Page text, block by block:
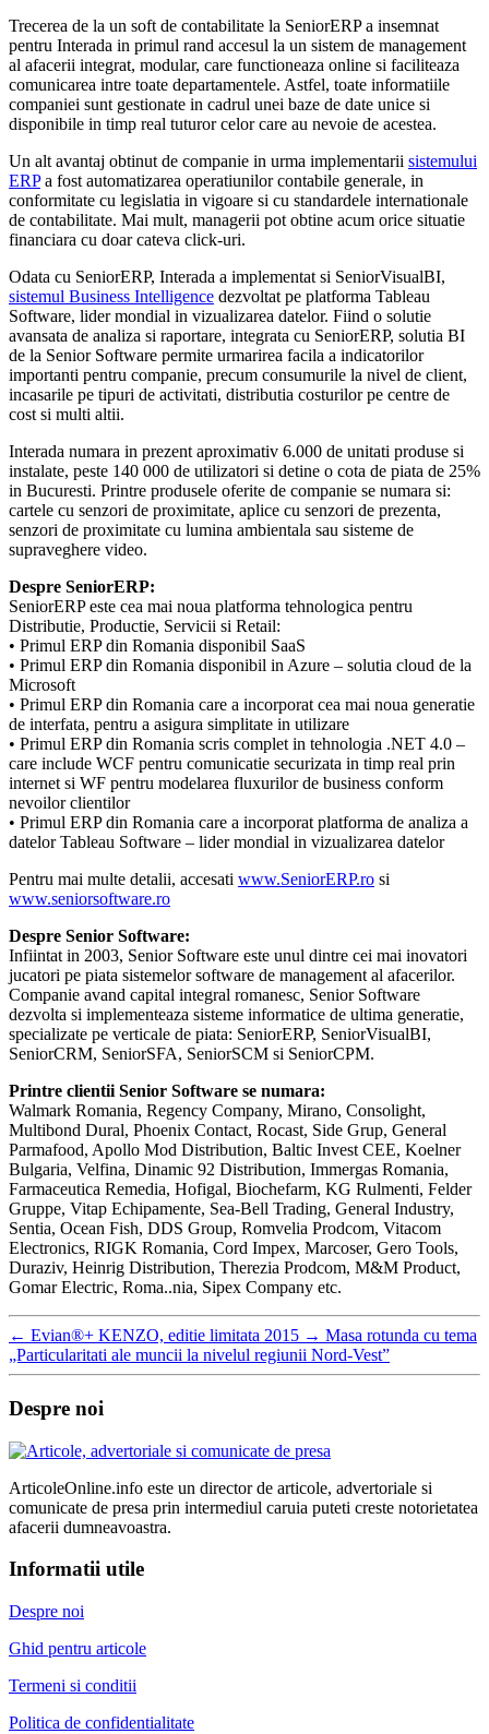
Trecerea de la un soft de contabilitate la SeniorERP a insemnat
pentru Interada in primul rand accesul la un sistem de management
al afacerii integrat, modular, care functioneaza online si faciliteaza
comunicarea intre toate departamentele. Astfel, toate informatiile
companiei sunt gestionate in cadrul unei baze de date unice si
disponibile in timp real tuturor celor care au nevoie de acestea.
Un alt avantaj obtinut de companie in urma implementarii sistemului
ERPa fost automatizarea operatiunilor contabile generale, in
conformitate cu legislatia in vigoare si cu standardele internationale
de contabilitate. Mai mult, managerii pot obtine acum orice situatie
financiara cu doar cateva click-uri.
Odata cu SeniorERP, Interada a implementat si SeniorVisualBI,
sistemul Business Intelligence dezvoltat pe platforma Tableau
Software, lider mondial in vizualizarea datelor. Fiind o solutie
avansata de analiza si raportare, integrata cu SeniorERP, solutia BI
de la Senior Software permite urmarirea facila a indicatorilor
importanti pentru companie, precum consumurile la nivel de client,
incasarile pe tipuri de activitati, distributia costurilor pe centre de
cost si multi altii.
Interada numara in prezent aproximativ 6.000 de unitati produse si
instalate, peste 140 000 de utilizatori si detine o cota de piata de 25%
in Bucuresti. Printre produsele oferite de companie se numara si:
cartele cu senzori de proximitate, aplice cu senzori de prezenta,
senzori de proximitate cu lumina ambientala sau sisteme de
supraveghere video.
Despre SeniorERP:
SeniorERP este cea mai noua platforma tehnologica pentru
Distributie, Productie, Servicii si Retail:
• Primul ERP din Romania disponibil SaaS
• Primul ERP din Romania disponibil in Azure – solutia cloud de la
Microsoft
• Primul ERP din Romania care a incorporat cea mai noua generatie
de interfata, pentru a asigura simplitate in utilizare
• Primul ERP din Romania scris complet in tehnologia .NET 4.0 –
care include WCF pentru comunicatie securizata in timp real prin
internet si WF pentru modelarea fluxurilor de business conform
nevoilor clientilor
• Primul ERP din Romania care a incorporat platforma de analiza a
datelor Tableau Software – lider mondial in vizualizarea datelor
Pentru mai multe detalii, accesati www.SeniorERP.ro si
www.seniorsoftware.ro
Despre Senior Software:
Infiintat in 2003, Senior Software este unul dintre cei mai inovatori
jucatori pe piata sistemelor software de management al afacerilor.
Companie avand capital integral romanesc, Senior Software
dezvolta si implementeaza sisteme informatice de ultima generatie,
specializate pe verticale de piata: SeniorERP, SeniorVisualBI,
SeniorCRM, SeniorSFA, SeniorSCM si SeniorCPM.
Printre clientii Senior Software se numara:
Walmark Romania, Regency Company, Mirano, Consolight,
Multibond Dural, Phoenix Contact, Rocast, Side Grup, General
Parmafood, Apollo Mod Distribution, Baltic Invest CEE, Koelner
Bulgaria, Velfina, Dinamic 92 Distribution, Immergas Romania,
Farmaceutica Remedia, Hofigal, Biochefarm, KG Rulmenti, Felder
Gruppe, Vitap Echipamente, Sea-Bell Trading, General Industry,
Sentia, Ocean Fish, DDS Group, Romvelia Prodcom, Vitacom
Electronics, RIGK Romania, Cord Impex, Marcoser, Gero Tools,
Duraziv, Heinrig Distribution, Therezia Prodcom, M&M Product,
Gomar Electric, Roma..nia, Sipex Company etc.
← Evian®+ KENZO, editie limitata 2015 → Masa rotunda cu tema
„Particularitati ale muncii la nivelul regiunii Nord-Vest”
Despre noi
ArticoleOnline.info este un director de articole, advertoriale si
comunicate de presa prin intermediul caruia puteti creste notorietatea
afacerii dumneavoastra.
Informatii utile
Despre noi
Ghid pentru articole
Termeni si conditii
Politica de confidentialitate